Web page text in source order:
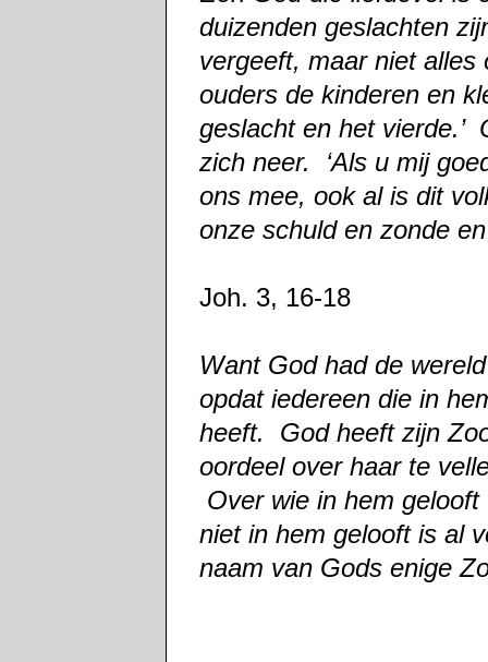
duizenden geslachten
vergeeft, maar niet
ouders de kinderen en
geslacht en het vierde.’
zich neer. ‘Als u mij
ons mee, ook al is dit
onze schuld en zonde
Joh. 3, 16-18
Want God had de
opdat iedereen die in
heeft. God heeft zijn
oordeel over haar te
Over wie in hem
niet in hem gelooft is al
naam van Gods enige